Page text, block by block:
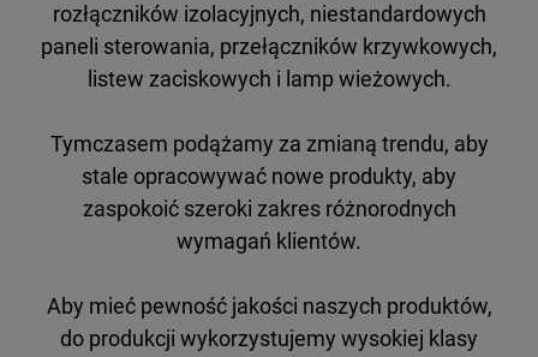
rozłączników izolacyjnych, niestandardowych
paneli sterowania, przełączników krzywkowych,
listew zaciskowych i lamp wieżowych.
Tymczasem podążamy za zmianą trendu, aby
stale opracowywać nowe produkty, aby
zaspokoić szeroki zakres różnorodnych
wymagań klientów.
Aby mieć pewność jakości naszych produktów,
do produkcji wykorzystujemy wysokiej klasy